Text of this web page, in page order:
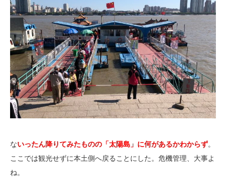
ないったん降りてみたものの「太陽島」に何があるかわからず。
ここでは観光せずに本土側へ戻ることにした。危機管理、大事よ
ね。